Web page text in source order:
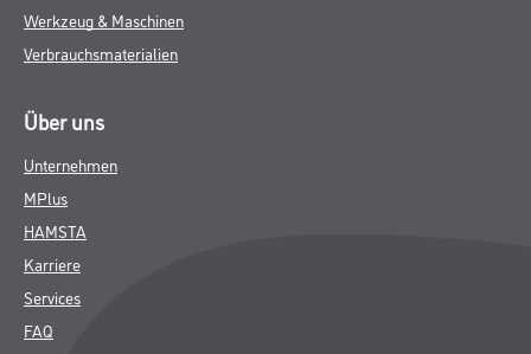
Werkzeug & Maschinen
Verbrauchsmaterialien
Über uns
Unternehmen
MPlus
HAMSTA
Karriere
Services
FAQ